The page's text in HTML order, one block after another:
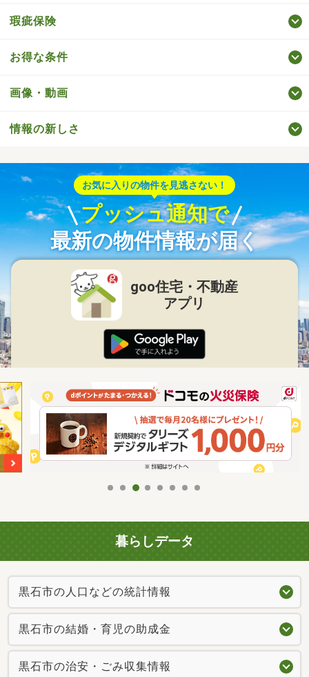
瑕疵保険
お得な条件
画像・動画
情報の新しさ
お気に入りの物件を見逃さない！
プッシュ通知で
最新の物件情報が届く
goo住宅・不動産
アプリ
暮らしデータ
黒石市の人口などの統計情報
黒石市の結婚・育児の助成金
黒石市の治安・ごみ収集情報